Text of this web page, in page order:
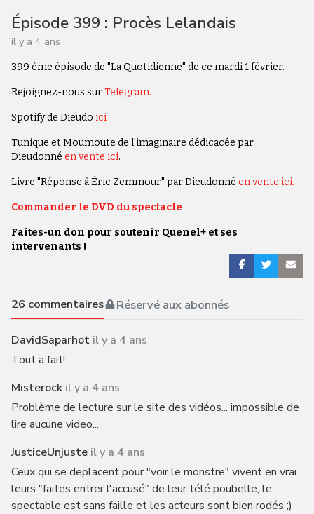
Épisode 399 : Procès Lelandais
il y a 4 ans
399 ème épisode de "La Quotidienne" de ce mardi 1 février.
Rejoignez-nous surTelegram.
Spotify de Dieudo ici
Tunique et Moumoute de l'imaginaire dédicacée par
Dieudonné en vente ici.
Livre "Réponse à Éric Zemmour" par Dieudonné en vente ici.
Commander le DVD du spectacle
Faites-un don pour soutenir Quenel+ et ses
intervenants !
26 commentaires Réservé aux abonnés
DavidSaparhot il y a 4 ans
Tout a fait!
Misterock il y a 4 ans
Problème de lecture sur le site des vidéos... impossible de
lire aucune video...
JusticeUnjuste il y a 4 ans
Ceux qui se deplacent pour "voir le monstre" vivent en vrai
leurs "faites entrer l'accusé" de leur télé poubelle, le
spectable est sans faille et les acteurs sont bien rodés ;)